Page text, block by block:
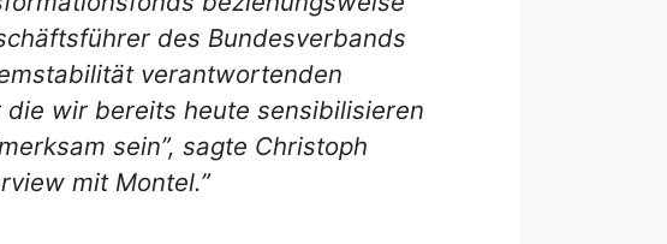
des Bundesverbands
verantwortenden
wir bereits heute sensibilisieren
sein”, sagte Christoph
mit Montel.”